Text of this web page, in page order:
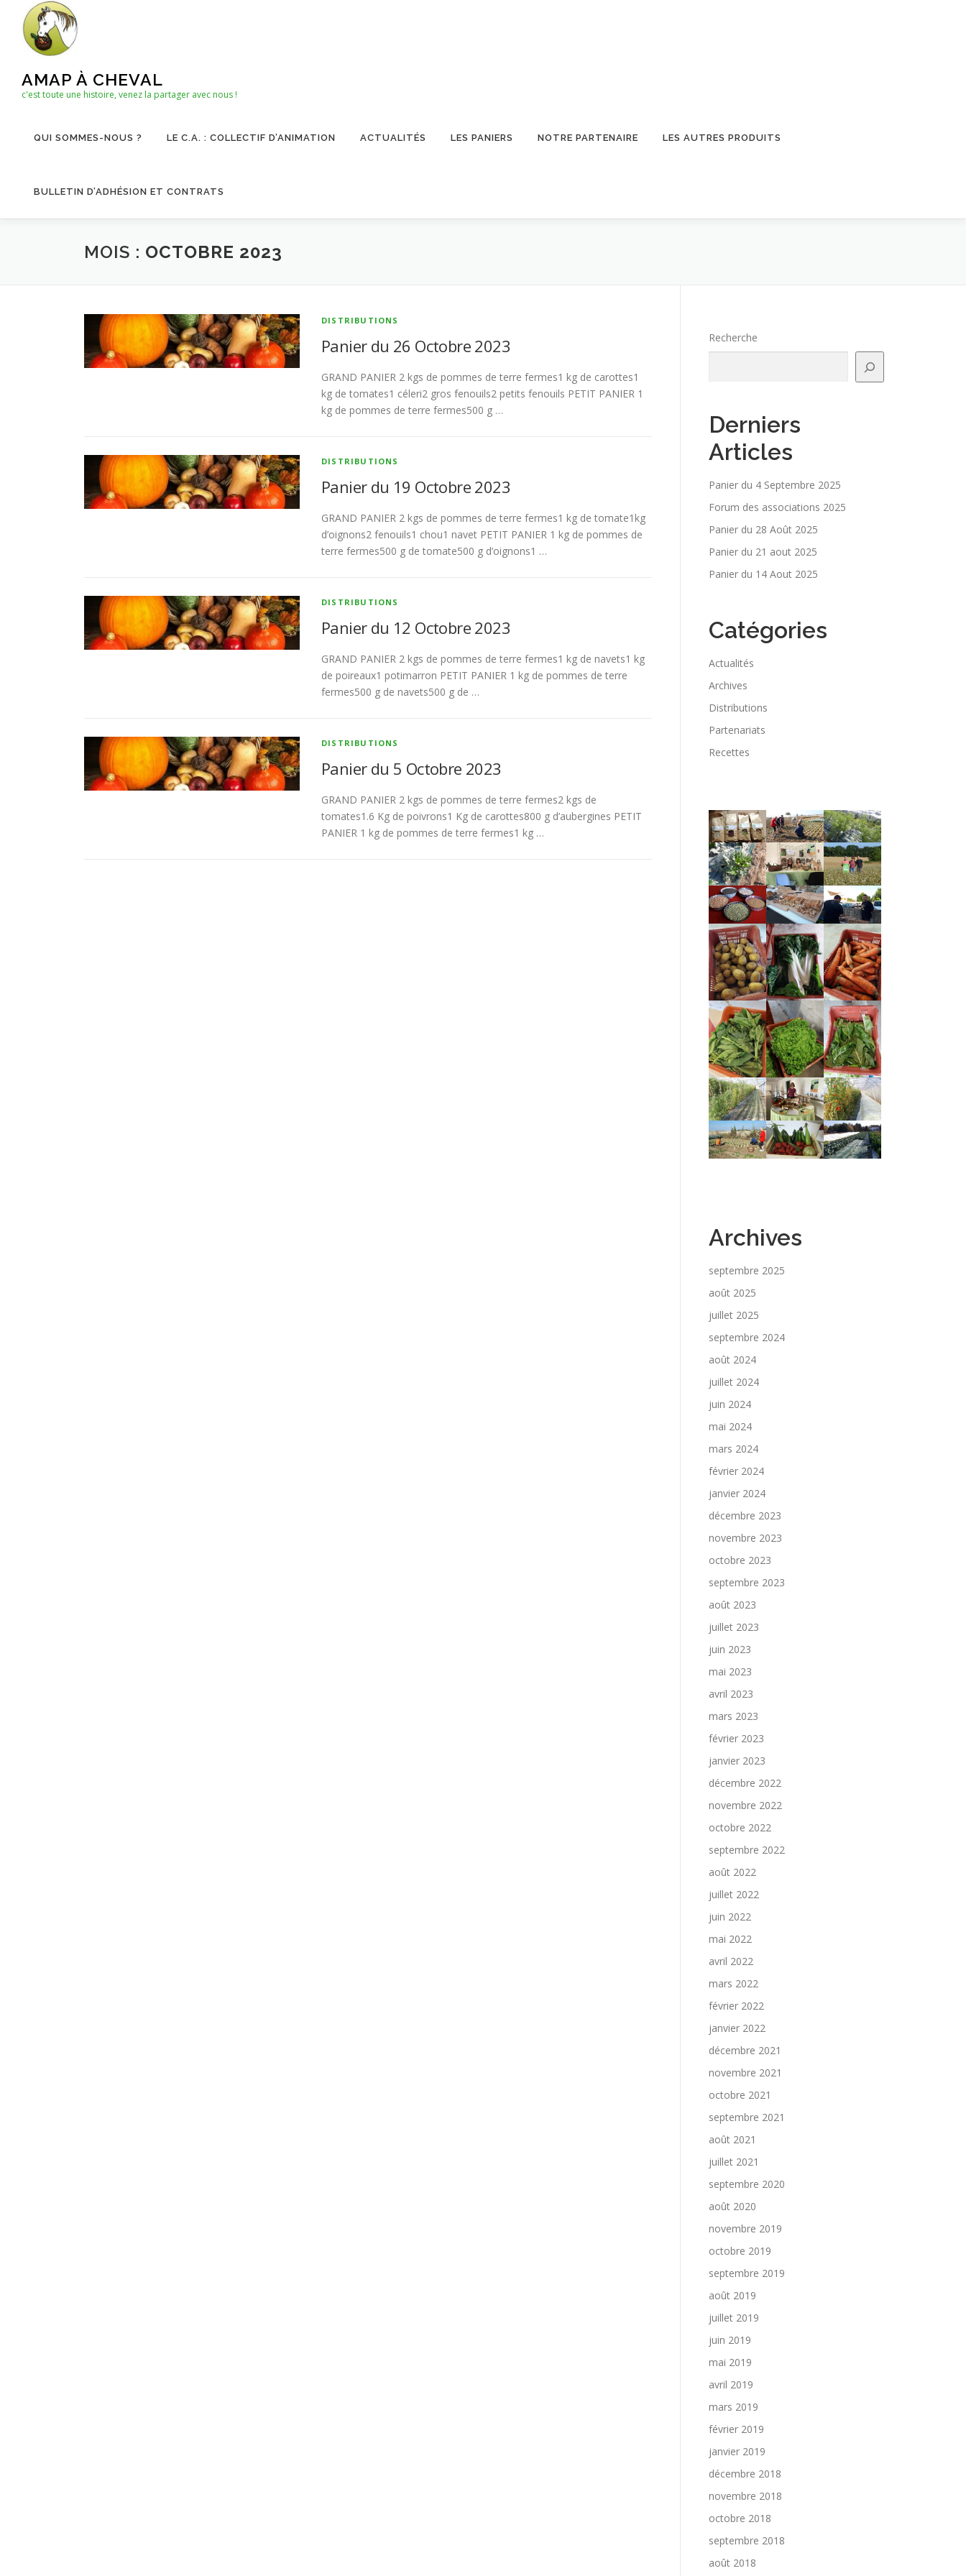
contenu
AMAP À CHEVAL
c'est toute une histoire, venez la partager avec nous !
QUI SOMMES-NOUS ? LE C.A. : COLLECTIF D’ANIMATION ACTUALITÉS LES PANIERS NOTRE PARTENAIRE LES AUTRES PRODUITS
BULLETIN D’ADHÉSION ET CONTRATS
MOIS : OCTOBRE 2023
DISTRIBUTIONS
Panier du 26 Octobre 2023
GRAND PANIER 2 kgs de pommes de terre fermes1 kg de carottes1
kg de tomates1 céleri2 gros fenouils2 petits fenouils PETIT PANIER 1
kg de pommes de terre fermes500 g …
DISTRIBUTIONS
Panier du 19 Octobre 2023
GRAND PANIER 2 kgs de pommes de terre fermes1 kg de tomate1kg
d’oignons2 fenouils1 chou1 navet PETIT PANIER 1 kg de pommes de
terre fermes500 g de tomate500 g d’oignons1 …
DISTRIBUTIONS
Panier du 12 Octobre 2023
GRAND PANIER 2 kgs de pommes de terre fermes1 kg de navets1 kg
de poireaux1 potimarron PETIT PANIER 1 kg de pommes de terre
fermes500 g de navets500 g de …
DISTRIBUTIONS
Panier du 5 Octobre 2023
GRAND PANIER 2 kgs de pommes de terre fermes2 kgs de
tomates1.6 Kg de poivrons1 Kg de carottes800 g d’aubergines PETIT
PANIER 1 kg de pommes de terre fermes1 kg …
Recherche
Derniers
Articles
Panier du 4 Septembre 2025
Forum des associations 2025
Panier du 28 Août 2025
Panier du 21 aout 2025
Panier du 14 Aout 2025
Catégories
Actualités
Archives
Distributions
Partenariats
Recettes
Archives
septembre 2025
août 2025
juillet 2025
septembre 2024
août 2024
juillet 2024
juin 2024
mai 2024
mars 2024
février 2024
janvier 2024
décembre 2023
novembre 2023
octobre 2023
septembre 2023
août 2023
juillet 2023
juin 2023
mai 2023
avril 2023
mars 2023
février 2023
janvier 2023
décembre 2022
novembre 2022
octobre 2022
septembre 2022
août 2022
juillet 2022
juin 2022
mai 2022
avril 2022
mars 2022
février 2022
janvier 2022
décembre 2021
novembre 2021
octobre 2021
septembre 2021
août 2021
juillet 2021
septembre 2020
août 2020
novembre 2019
octobre 2019
septembre 2019
août 2019
juillet 2019
juin 2019
mai 2019
avril 2019
mars 2019
février 2019
janvier 2019
décembre 2018
novembre 2018
octobre 2018
septembre 2018
août 2018